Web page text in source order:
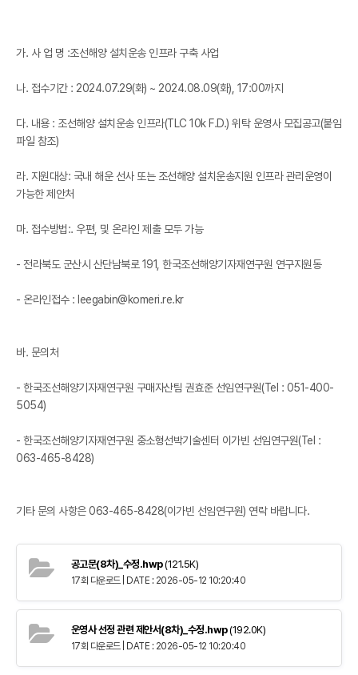
가. 사 업 명 :조선해양 설치운송 인프라 구축 사업
나. 접수기간 : 2024.07.29(화) ~ 2024.08.09(화), 17:00까지
다. 내용 : 조선해양 설치운송 인프라(TLC 10k F.D.) 위탁 운영사 모집공고(붙임
파일 참조)
라. 지원대상: 국내 해운 선사 또는 조선해양 설치운송지원 인프라 관리운영이
가능한 제안처
마. 접수방법:. 우편, 및 온라인 제출 모두 가능
- 전라북도 군산시 산단남북로 191, 한국조선해양기자재연구원 연구지원동
- 온라인접수 : leegabin@komeri.re.kr
바. 문의처
- 한국조선해양기자재연구원 구매자산팀 권효준 선임연구원(Tel : 051-400-
5054)
- 한국조선해양기자재연구원 중소형선박기술센터 이가빈 선임연구원(Tel :
063-465-8428)
기타 문의 사항은 063-465-8428(이가빈 선임연구원) 연락 바랍니다.
공고문(8차)_수정.hwp(121.5K)
17회 다운로드 | DATE : 2026-05-12 10:20:40
운영사 선정 관련 제안서(8차)_수정.hwp(192.0K)
17회 다운로드 | DATE : 2026-05-12 10:20:40